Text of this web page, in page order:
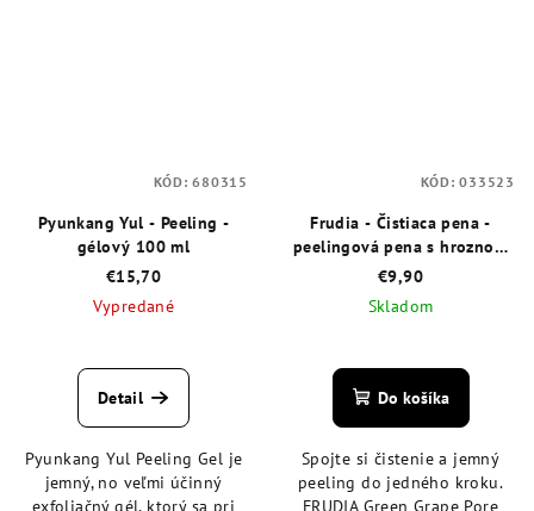
Pyunkang Yul - Peeling -
gélový 100 ml
€15,70
Vypredané
hodnotenie
produktu
z
5
Detail
Pyunkang Yul Peeling Gel je
jemný, no veľmi účinný
exfoliačný gél, ktorý sa pri
KÓD:680315
Frudia - Čistiaca pena -
peelingová pena s hroznom
145 ml
€9,90
Skladom
hodnotenie
produktu
z
5
Do košíka
Spojte si čistenie a jemný
peeling do jedného kroku.
FRUDIA Green Grape Pore
KÓD:033523